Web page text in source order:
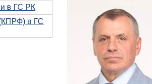
в ГС РК
(КПРФ) в ГС